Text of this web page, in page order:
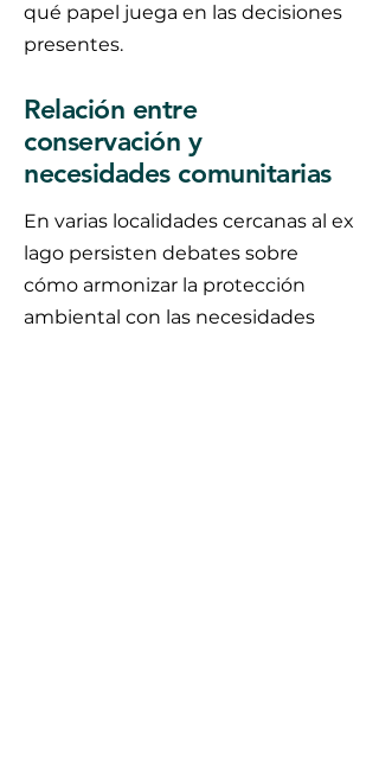
qué papel juega en las decisiones
presentes.
Relación entre
conservación y
necesidades comunitarias
En varias localidades cercanas al ex
lago persisten debates sobre
cómo armonizar la protección
ambiental con las necesidades